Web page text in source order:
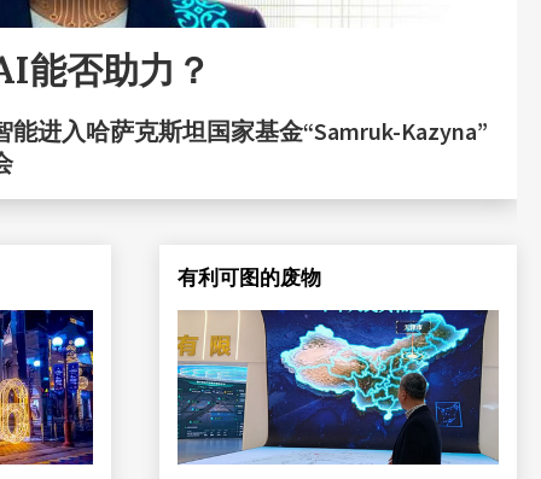
能否助力？
能进入哈萨克斯坦国家基金“Samruk-Kazyna”
有利可图的废物